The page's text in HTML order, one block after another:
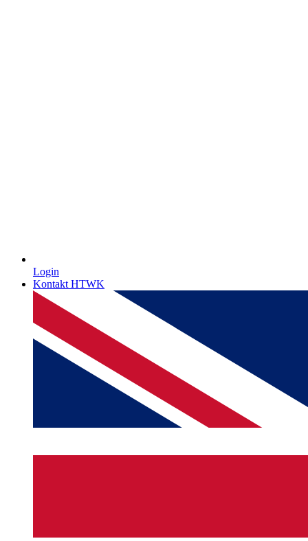
Login
Kontakt HTWK